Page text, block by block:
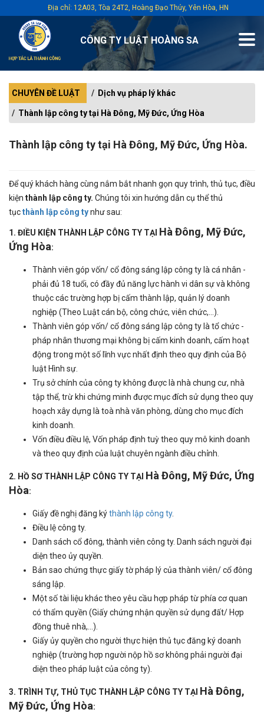
CÔNG TY LUẬT HOÀNG SA
Địa chỉ: 12A03, Tòa 24T2, Hoàng Đạo Thúy, Yên Hòa, HN
CHUYÊN ĐỀ LUẬT Dịch vụ pháp lý khác
Thành lập công ty tại Hà Đông, Mỹ Đức, Ứng Hòa
Thành lập công ty tại Hà Đông, Mỹ Đức, Ứng Hòa.
Để quý khách hàng cùng nắm bắt nhanh gọn quy trình, thủ tục, điều
kiện thành lập công ty. Chúng tôi xin hướng dẫn cụ thể thủ
tụcthành lập công tynhư sau:
1. ĐIỀU KIỆN THÀNH LẬP CÔNG TY TẠI Hà Đông, Mỹ Đức,
Ứng Hòa:
Thành viên góp vốn/ cổ đông sáng lập công ty là cá nhân -
phải đủ 18 tuổi, có đầy đủ năng lực hành vi dân sự và không
thuộc các trường hợp bị cấm thành lập, quản lý doanh
nghiệp (Theo Luật cán bộ, công chức, viên chức,…).
Thành viên góp vốn/ cổ đông sáng lập công ty là tổ chức -
pháp nhân thương mại không bị cấm kinh doanh, cấm hoạt
động trong một số lĩnh vực nhất định theo quy định của Bộ
luật Hình sự.
Trụ sở chính của công ty không được là nhà chung cư, nhà
tập thể, trừ khi chứng minh được mục đích sử dụng theo quy
hoạch xây dựng là toà nhà văn phòng, dùng cho mục đích
kinh doanh.
Vốn điều điều lệ, Vốn pháp định tuỳ theo quy mô kinh doanh
và theo quy định của luật chuyên ngành điều chỉnh.
2. HỒ SƠ THÀNH LẬP CÔNG TY TẠI Hà Đông, Mỹ Đức, Ứng
Hòa:
Giấy đề nghị đăng kýthành lập công ty.
Điều lệ công ty.
Danh sách cổ đông, thành viên công ty. Danh sách người đại
diện theo ủy quyền.
Bản sao chứng thực giấy tờ pháp lý của thành viên/ cổ đông
sáng lập.
Một số tài liệu khác theo yêu cầu hợp pháp từ phía cơ quan
có thẩm quyền (Giấy chứng nhận quyền sử dụng đất/ Hợp
đồng thuê nhà,…).
Giấy ủy quyền cho người thực hiện thủ tục đăng ký doanh
nghiệp (trường hợp người nộp hồ sơ không phải người đại
diện theo pháp luật của công ty).
3. TRÌNH TỰ, THỦ TỤC THÀNH LẬP CÔNG TY TẠI Hà Đông,
Mỹ Đức, Ứng Hòa: